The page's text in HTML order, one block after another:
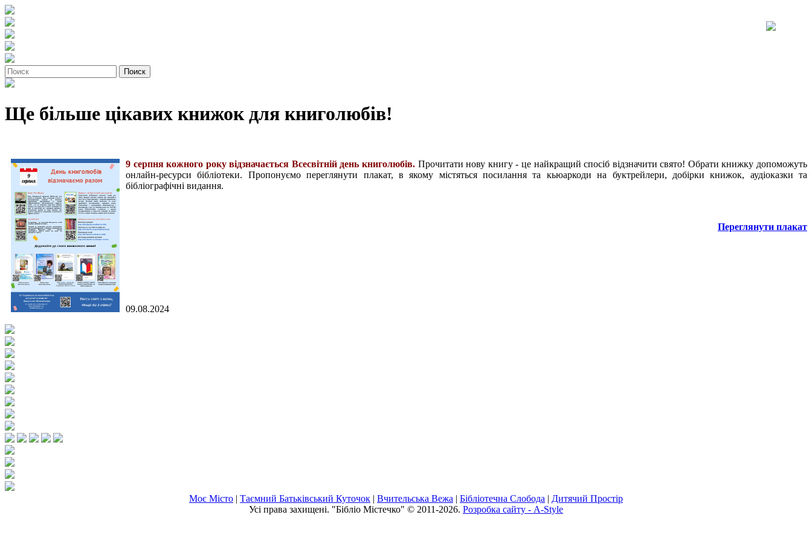
Ще більше цікавих книжок для книголюбів!
9 серпня кожного року відзначається Всесвітній день книголюбів. Прочитати нову книгу - це найкращий спосіб відзначити свято! Обрати книжку допоможуть
онлайн-ресурси бібліотеки. Пропонуємо переглянути плакат, в якому містяться посилання та кьюаркоди на буктрейлери, добірки книжок, аудіоказки та
бібліографічні видання.
Переглянути плакат
09.08.2024
Моє Місто | Таємний Батьківський Куточок | Вчительська Вежа | Бібліотечна Слобода | Дитячий Простір
Усі права захищені. "Бібліо Містечко" © 2011-2026. Розробка сайту - A-Style